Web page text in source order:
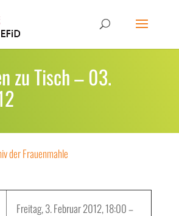
zu Tisch – 03.
der Frauenmahle
Freitag, 3. Februar 2012, 18:00 –